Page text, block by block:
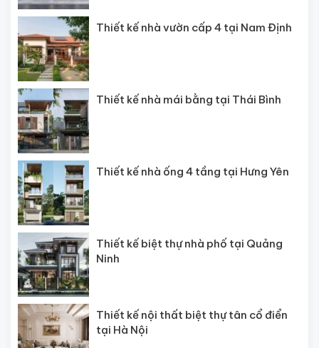
Thiết kế nhà vườn cấp 4 tại Nam Định
Thiết kế nhà mái bằng tại Thái Bình
Thiết kế nhà ống 4 tầng tại Hưng Yên
Thiết kế biệt thự nhà phố tại Quảng
Ninh
Thiết kế nội thất biệt thự tân cổ điển
tại Hà Nội